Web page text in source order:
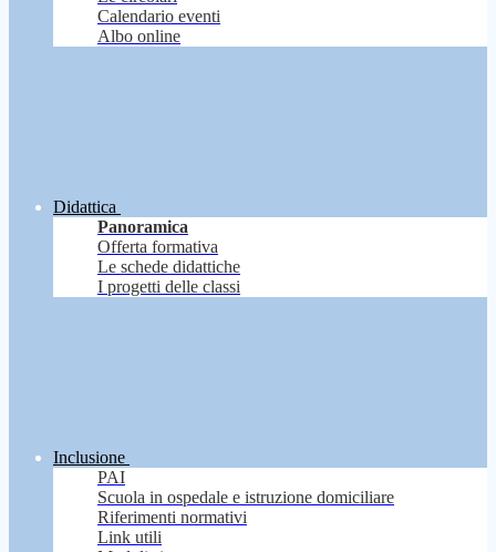
Calendario eventi
Albo online
Didattica
Panoramica
Offerta formativa
Le schede didattiche
I progetti delle classi
Inclusione
PAI
Scuola in ospedale e istruzione domiciliare
Riferimenti normativi
Link utili